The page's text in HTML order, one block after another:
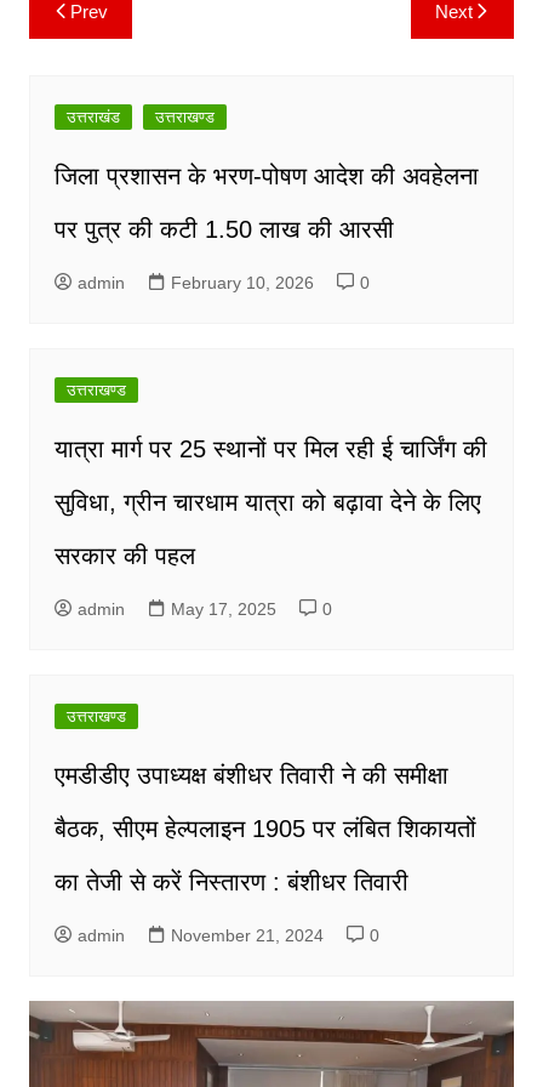
Post
navigation
Prev Next
उत्तराखंड उत्तराखण्ड
जिला प्रशासन के भरण-पोषण आदेश की अवहेलना
पर पुत्र की कटी 1.50 लाख की आरसी
admin February 10, 2026 0
उत्तराखण्ड
यात्रा मार्ग पर 25 स्थानों पर मिल रही ई चार्जिंग की
सुविधा, ग्रीन चारधाम यात्रा को बढ़ावा देने के लिए
सरकार की पहल
admin May 17, 2025 0
उत्तराखण्ड
एमडीडीए उपाध्यक्ष बंशीधर तिवारी ने की समीक्षा
बैठक, सीएम हेल्पलाइन 1905 पर लंबित शिकायतों
का तेजी से करें निस्तारण : बंशीधर तिवारी
admin November 21, 2024 0